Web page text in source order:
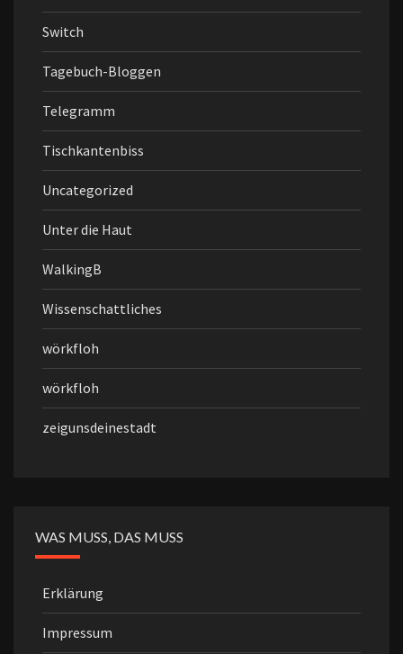
Switch
Tagebuch-Bloggen
Telegramm
Tischkantenbiss
Uncategorized
Unter die Haut
WalkingB
Wissenschattliches
wörkfloh
wörkfloh
zeigunsdeinestadt
WAS MUSS, DAS MUSS
Erklärung
Impressum